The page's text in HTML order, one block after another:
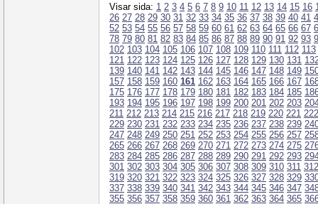
Visar sida: 1 2 3 4 5 6 7 8 9 10 11 12 13 14 15 16
26 27 28 29 30 31 32 33 34 35 36 37 38 39 40 41
52 53 54 55 56 57 58 59 60 61 62 63 64 65 66 67
78 79 80 81 82 83 84 85 86 87 88 89 90 91 92 93
102 103 104 105 106 107 108 109 110 111 112 113
121 122 123 124 125 126 127 128 129 130 131
139 140 141 142 143 144 145 146 147 148 149
157 158 159 160 161 162 163 164 165 166 167
175 176 177 178 179 180 181 182 183 184 185
193 194 195 196 197 198 199 200 201 202 203
211 212 213 214 215 216 217 218 219 220 221 222
229 230 231 232 233 234 235 236 237 238 239
247 248 249 250 251 252 253 254 255 256 257
265 266 267 268 269 270 271 272 273 274 275
283 284 285 286 287 288 289 290 291 292 293
301 302 303 304 305 306 307 308 309 310 311 312
319 320 321 322 323 324 325 326 327 328 329
337 338 339 340 341 342 343 344 345 346 347
355 356 357 358 359 360 361 362 363 364 365